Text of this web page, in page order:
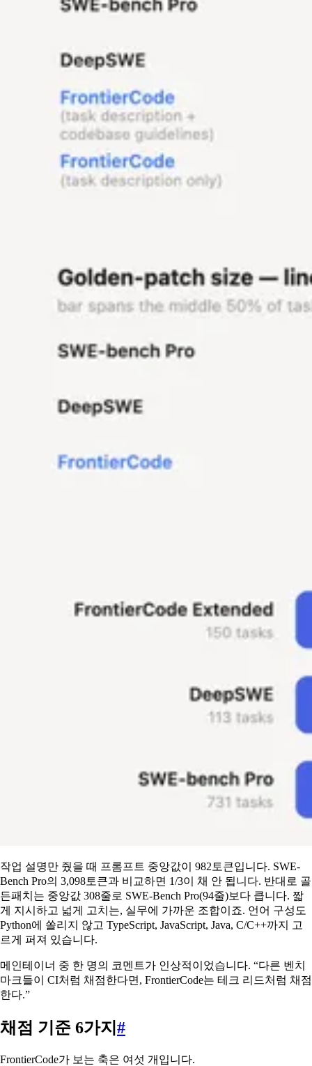
작업 설명만 줬을 때 프롬프트 중앙값이 982토큰입니다. SWE-
Bench Pro의 3,098토큰과 비교하면 1/3이 채 안 됩니다. 반대로 골
든패치는 중앙값 308줄로 SWE-Bench Pro(94줄)보다 큽니다. 짧
게 지시하고 넓게 고치는, 실무에 가까운 조합이죠. 언어 구성도
Python에 쏠리지 않고 TypeScript, JavaScript, Java, C/C++까지 고
르게 퍼져 있습니다.
메인테이너 중 한 명의 코멘트가 인상적이었습니다. “다른 벤치
마크들이 CI처럼 채점한다면, FrontierCode는 테크 리드처럼 채점
한다.”
채점 기준 6가지 #
FrontierCode가 보는 축은 여섯 개입니다.